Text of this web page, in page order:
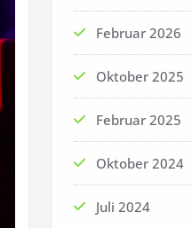
Februar 2026
Oktober 2025
Februar 2025
Oktober 2024
Juli 2024